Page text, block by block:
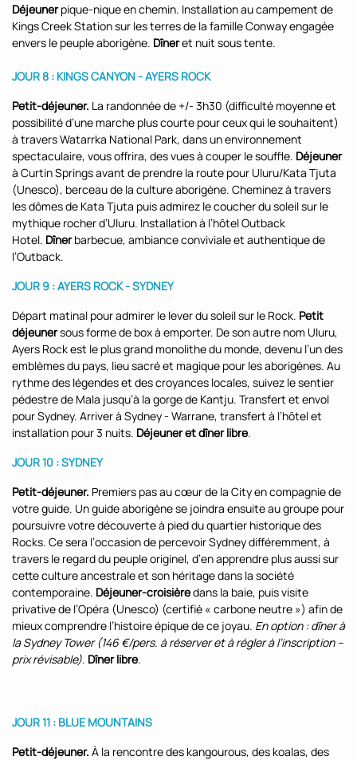
Déjeunerpique-nique en chemin. Installation au campement de
Kings Creek Station sur les terres de la famille Conway engagée
envers le peuple aborigène. Dîneret nuit sous tente.
JOUR 8 : KINGS CANYON - AYERS ROCK
Petit-déjeuner. La randonnée de +/- 3h30 (difficulté moyenne et
possibilité d’une marche plus courte pour ceux qui le souhaitent)
à travers Watarrka National Park, dans un environnement
spectaculaire, vous offrira, des vues à couper le souffle. Déjeuner
à Curtin Springs avant de prendre la route pour Uluru/Kata Tjuta
(Unesco), berceau de la culture aborigène. Cheminez à travers
les dômes de Kata Tjuta puis admirez le coucher du soleil sur le
mythique rocher d’Uluru. Installation à l’hôtel Outback
Hotel. Dînerbarbecue, ambiance conviviale et authentique de
l’Outback.
JOUR 9 : AYERS ROCK - SYDNEY
Départ matinal pour admirer le lever du soleil sur le Rock. Petit
déjeunersous forme de box à emporter. De son autre nom Uluru,
Ayers Rock est le plus grand monolithe du monde, devenu l’un des
emblèmes du pays, lieu sacré et magique pour les aborigènes. Au
rythme des légendes et des croyances locales, suivez le sentier
pédestre de Mala jusqu’à la gorge de Kantju. Transfert et envol
pour Sydney. Arriver à Sydney - Warrane, transfert à l’hôtel et
installation pour 3 nuits. Déjeuner et dîner libre.
JOUR 10 :SYDNEY
Petit-déjeuner. Premiers pas au cœur de la City en compagnie de
votre guide. Un guide aborigène se joindra ensuite au groupe pour
poursuivre votre découverte à pied du quartier historique des
Rocks. Ce sera l’occasion de percevoir Sydney différemment, à
travers le regard du peuple originel, d’en apprendre plus aussi sur
cette culture ancestrale et son héritage dans la société
contemporaine. Déjeuner-croisièredans la baie, puis visite
privative de l’Opéra (Unesco) (certifié « carbone neutre ») afin de
mieux comprendre l’histoire épique de ce joyau. En option : dîner à
la Sydney Tower (146 €/pers. à réserver et à régler à l’inscription –
prix révisable). Dîner libre.
JOUR 11 : BLUE MOUNTAINS
Petit-déjeuner. À la rencontre des kangourous, des koalas, des